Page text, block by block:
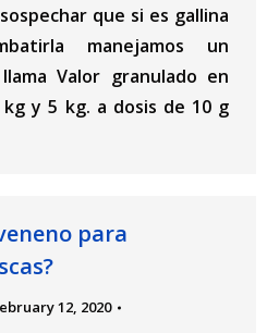
que si es gallina
manejamos un
Valor granulado en
y 5 kg. a dosis de 10 g
para
12, 2020